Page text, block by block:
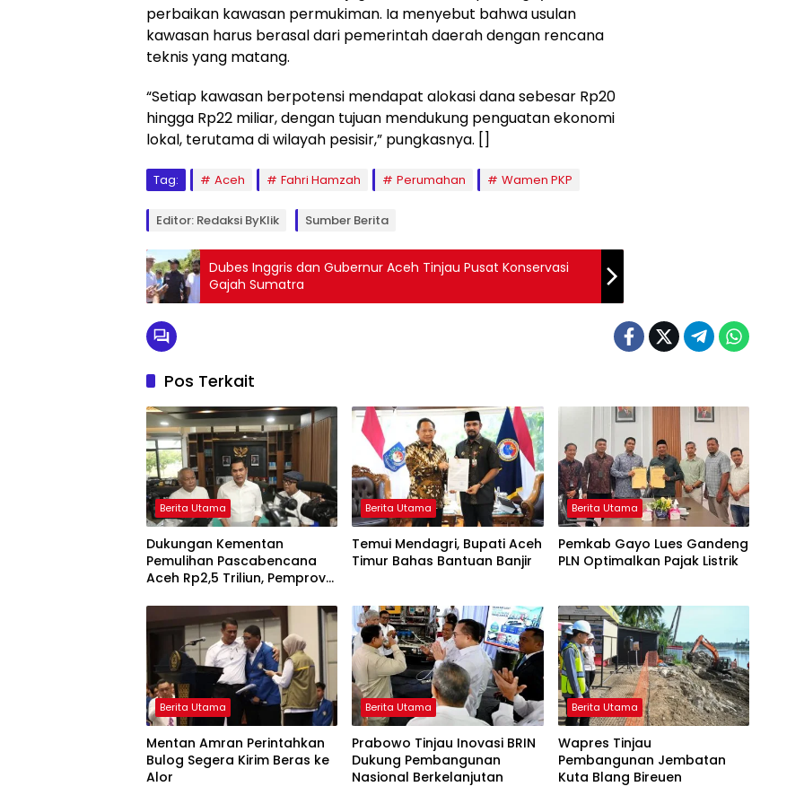
perbaikan kawasan permukiman. Ia menyebut bahwa usulan
kawasan harus berasal dari pemerintah daerah dengan rencana
teknis yang matang.
“Setiap kawasan berpotensi mendapat alokasi dana sebesar Rp20
hingga Rp22 miliar, dengan tujuan mendukung penguatan ekonomi
lokal, terutama di wilayah pesisir,” pungkasnya. []
Tag: Aceh Fahri Hamzah Perumahan Wamen PKP
Editor: Redaksi ByKlik Sumber Berita
Dubes Inggris dan Gubernur Aceh Tinjau Pusat Konservasi
Gajah Sumatra
Pos Terkait
Berita Utama
Dukungan Kementan
Pemulihan Pascabencana
Aceh Rp2,5 Triliun, Pemprov
Berita Utama
Temui Mendagri, Bupati Aceh
Timur Bahas Bantuan Banjir
Berita Utama
Pemkab Gayo Lues Gandeng
PLN Optimalkan Pajak Listrik
Berita Utama
Mentan Amran Perintahkan
Bulog Segera Kirim Beras ke
Alor
Berita Utama
Prabowo Tinjau Inovasi BRIN
Dukung Pembangunan
Nasional Berkelanjutan
Berita Utama
Wapres Tinjau
Pembangunan Jembatan
Kuta Blang Bireuen